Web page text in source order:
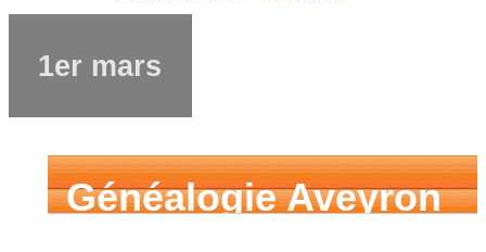
1er mars
Généalogie Aveyron